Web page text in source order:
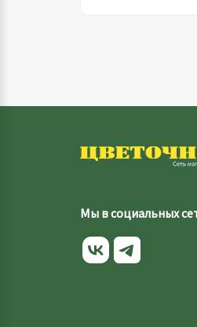
Мы в социальных